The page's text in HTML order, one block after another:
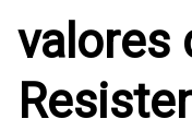
valores